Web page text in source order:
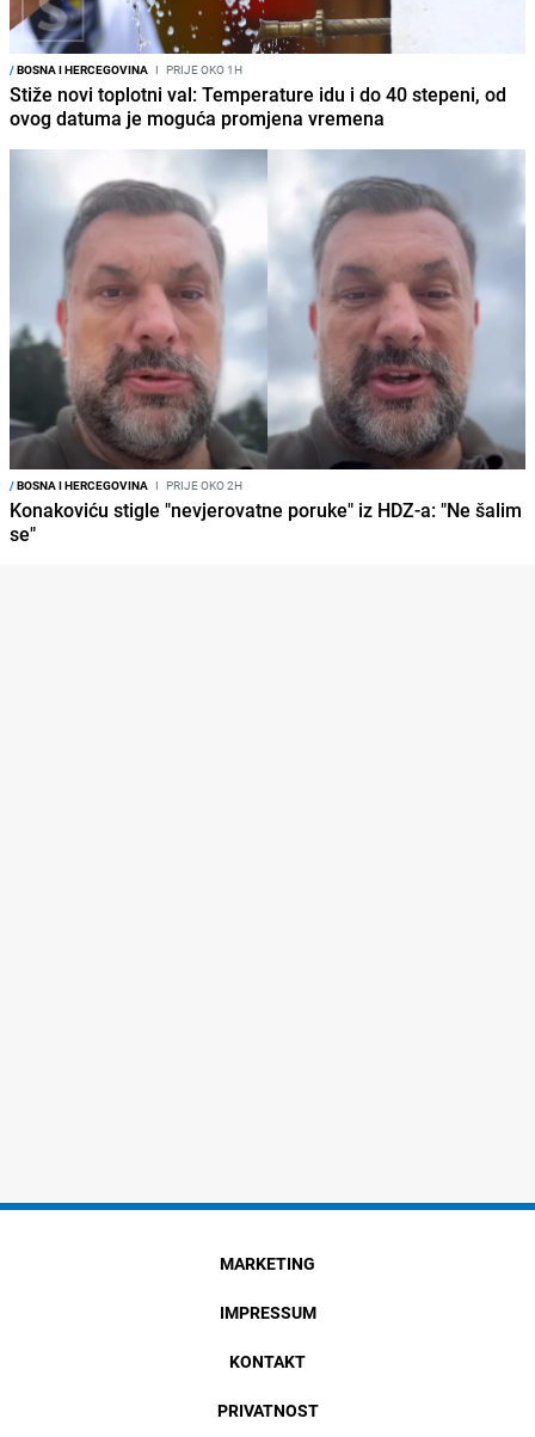
/BOSNA I HERCEGOVINA I PRIJE OKO 1H
Stiže novi toplotni val: Temperature idu i do 40 stepeni, od
ovog datuma je moguća promjena vremena
/BOSNA I HERCEGOVINA I PRIJE OKO 2H
Konakoviću stigle "nevjerovatne poruke" iz HDZ-a: "Ne šalim
se"
MARKETING
IMPRESSUM
KONTAKT
PRIVATNOST